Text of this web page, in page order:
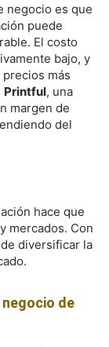
negocio es que
puede
El costo
bajo, y
más
Printful, una
margen de
del
hace que
mercados. Con
diversificar la
de